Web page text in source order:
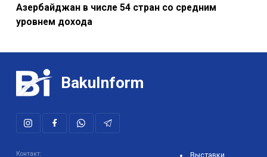
Азербайджан в числе 54 стран со средним
уровнем дохода
BakuInform
Контакт: Выставки